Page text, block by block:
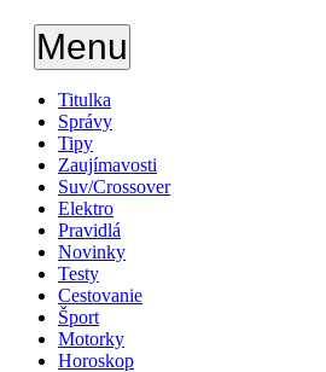
Menu
Titulka
Správy
Tipy
Zaujímavosti
Suv/Crossover
Elektro
Pravidlá
Novinky
Testy
Cestovanie
Šport
Motorky
Horoskop